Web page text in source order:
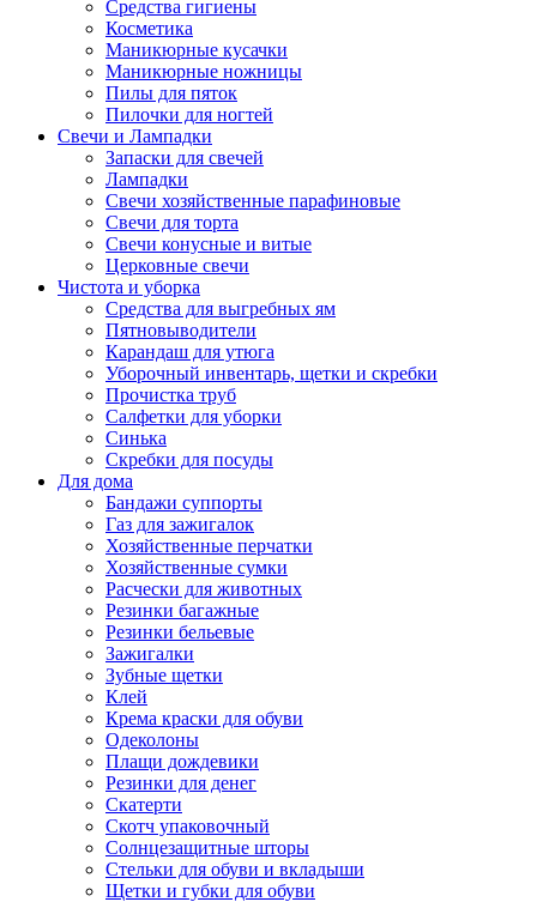
Средства гигиены
Косметика
Маникюрные кусачки
Маникюрные ножницы
Пилы для пяток
Пилочки для ногтей
Свечи и Лампадки
Запаски для свечей
Лампадки
Свечи хозяйственные парафиновые
Свечи для торта
Свечи конусные и витые
Церковные свечи
Чистота и уборка
Средства для выгребных ям
Пятновыводители
Карандаш для утюга
Уборочный инвентарь, щетки и скребки
Прочистка труб
Салфетки для уборки
Синька
Скребки для посуды
Для дома
Бандажи суппорты
Газ для зажигалок
Хозяйственные перчатки
Хозяйственные сумки
Расчески для животных
Резинки багажные
Резинки бельевые
Зажигалки
Зубные щетки
Клей
Крема краски для обуви
Одеколоны
Плащи дождевики
Резинки для денег
Скатерти
Скотч упаковочный
Солнцезащитные шторы
Стельки для обуви и вкладыши
Щетки и губки для обуви